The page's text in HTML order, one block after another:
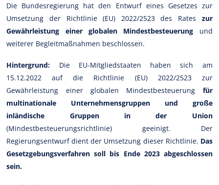
Die Bundesregierung hat den Entwurf eines Gesetzes zur
Umsetzung der Richtlinie (EU) 2022/2523 des Rates zur
Gewährleistung einer globalen Mindestbesteuerung und
weiterer Begleitmaßnahmen beschlossen.
Hintergrund: Die EU-Mitgliedstaaten haben sich am
15.12.2022 auf die Richtlinie (EU) 2022/2523 zur
Gewährleistung einer globalen Mindestbesteuerung für
multinationale Unternehmensgruppen und große
inländische Gruppen in der Union
(Mindestbesteuerungsrichtlinie) geeinigt. Der
Regierungsentwurf dient der Umsetzung dieser Richtlinie. Das
Gesetzgebungsverfahren soll bis Ende 2023 abgeschlossen
sein.